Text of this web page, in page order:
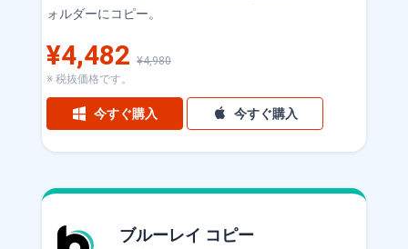
ォルダーにコピー。
¥4,482 ¥4,980
※ 税抜価格です。
今すぐ購入 今すぐ購入
ブルーレイ コピー